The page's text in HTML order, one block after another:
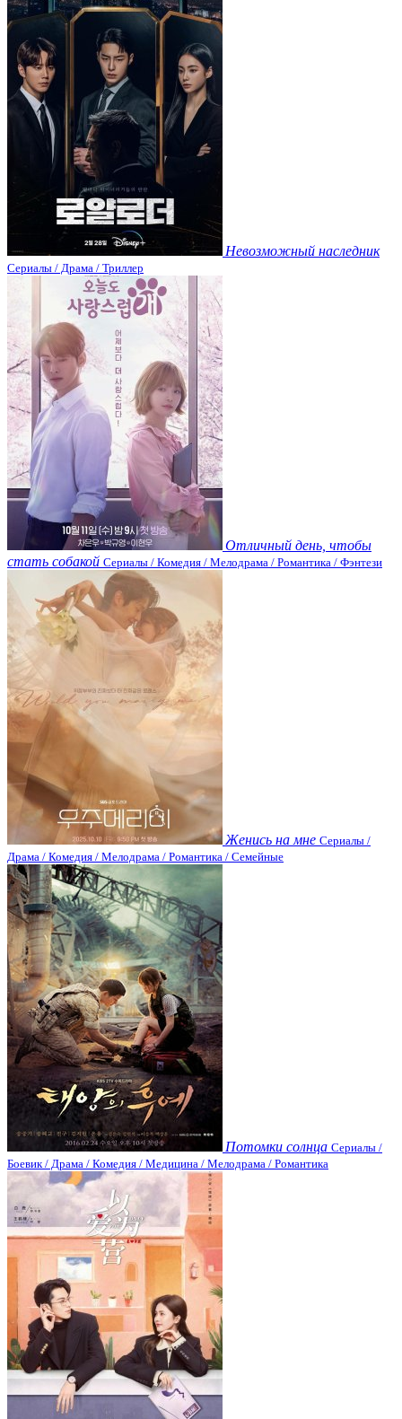
Невозможный наследник
Сериалы / Драма / Триллер
Отличный день, чтобы
стать собакой Сериалы / Комедия / Мелодрама / Романтика / Фэнтези
Женись на мне Сериалы /
Драма / Комедия / Мелодрама / Романтика / Семейные
Потомки солнца Сериалы /
Боевик / Драма / Комедия / Медицина / Мелодрама / Романтика